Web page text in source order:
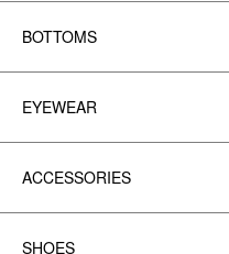
BOTTOMS
EYEWEAR
ACCESSORIES
SHOES